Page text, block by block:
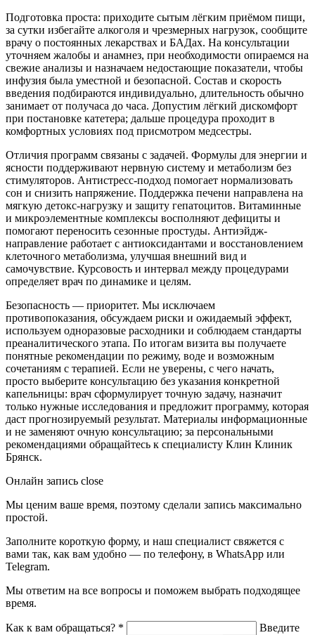
Подготовка проста: приходите сытым лёгким приёмом пищи,
за сутки избегайте алкоголя и чрезмерных нагрузок, сообщите
врачу о постоянных лекарствах и БАДах. На консультации
уточняем жалобы и анамнез, при необходимости опираемся на
свежие анализы и назначаем недостающие показатели, чтобы
инфузия была уместной и безопасной. Состав и скорость
введения подбираются индивидуально, длительность обычно
занимает от получаса до часа. Допустим лёгкий дискомфорт
при постановке катетера; дальше процедура проходит в
комфортных условиях под присмотром медсестры.
Отличия программ связаны с задачей. Формулы для энергии и
ясности поддерживают нервную систему и метаболизм без
стимуляторов. Антистресс-подход помогает нормализовать
сон и снизить напряжение. Поддержка печени направлена на
мягкую детокс-нагрузку и защиту гепатоцитов. Витаминные
и микроэлементные комплексы восполняют дефициты и
помогают переносить сезонные простуды. Антиэйдж-
направление работает с антиоксидантами и восстановлением
клеточного метаболизма, улучшая внешний вид и
самочувствие. Курсовость и интервал между процедурами
определяет врач по динамике и целям.
Безопасность — приоритет. Мы исключаем
противопоказания, обсуждаем риски и ожидаемый эффект,
используем одноразовые расходники и соблюдаем стандарты
преаналитического этапа. По итогам визита вы получаете
понятные рекомендации по режиму, воде и возможным
сочетаниям с терапией. Если не уверены, с чего начать,
просто выберите консультацию без указания конкретной
капельницы: врач сформулирует точную задачу, назначит
только нужные исследования и предложит программу, которая
даст прогнозируемый результат. Материалы информационные
и не заменяют очную консультацию; за персональными
рекомендациями обращайтесь к специалисту Клин Клиник
Брянск.
Онлайн запись close
Мы ценим ваше время, поэтому сделали запись максимально
простой.
Заполните короткую форму, и наш специалист свяжется с
вами так, как вам удобно — по телефону, в WhatsApp или
Telegram.
Мы ответим на все вопросы и поможем выбрать подходящее
время.
Как к вам обращаться? *
Введите